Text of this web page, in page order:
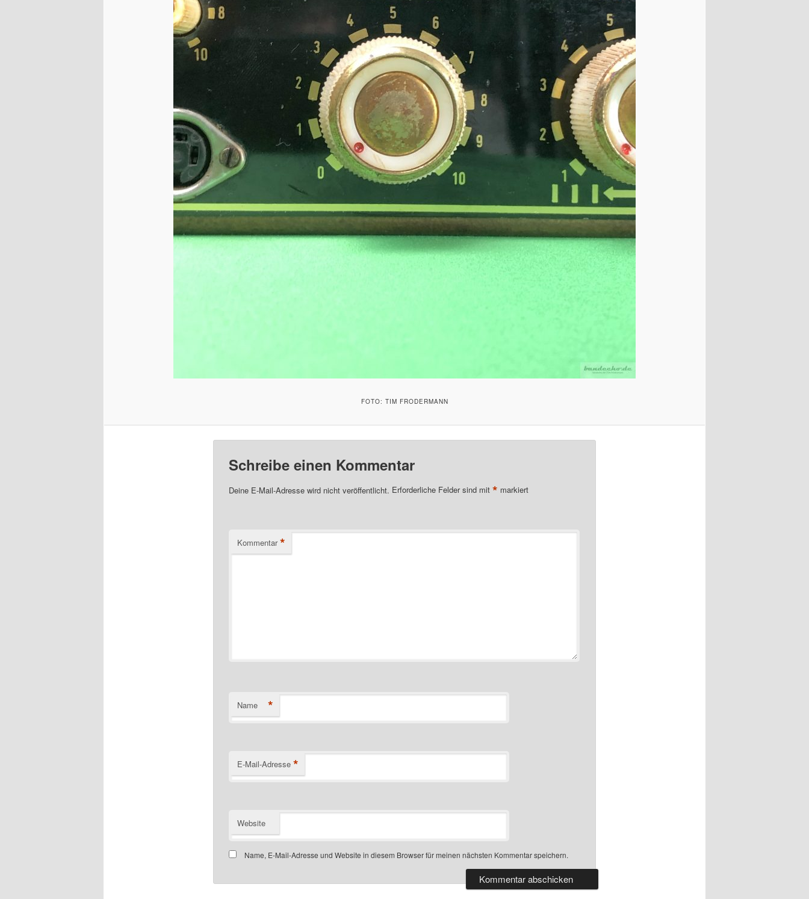
FOTO: TIM FRODERMANN
Schreibe einen Kommentar
Deine E-Mail-Adresse wird nicht veröffentlicht. Erforderliche Felder sind mit * markiert
Kommentar *
Name *
E-Mail-Adresse *
Website
Name, E-Mail-Adresse und Website in diesem Browser für meinen nächsten Kommentar speichern.